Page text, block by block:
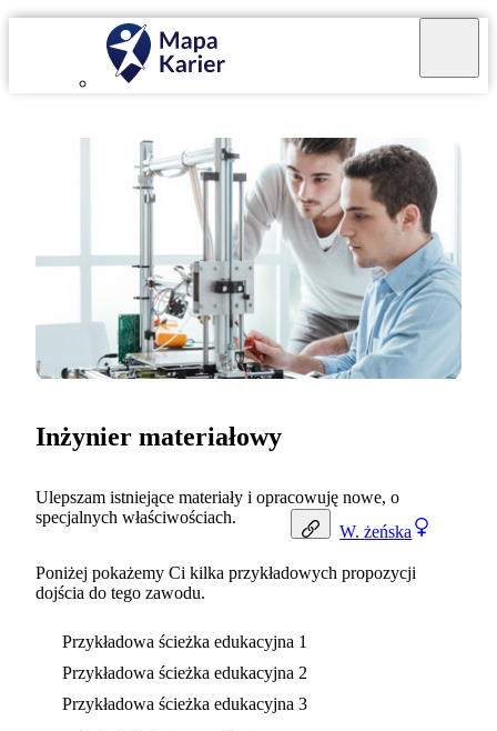
W. żeńska
Inżynier materiałowy
Ulepszam istniejące materiały i opracowuję nowe, o
specjalnych właściwościach.
Poniżej pokażemy Ci kilka przykładowych propozycji
dojścia do tego zawodu.
Przykładowa ścieżka edukacyjna 1
Przykładowa ścieżka edukacyjna 2
Przykładowa ścieżka edukacyjna 3